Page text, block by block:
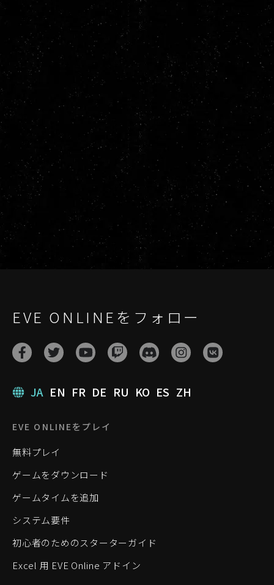
EVE ONLINEをフォロー
JA EN FR DE RU KO ES ZH
EVE ONLINEをプレイ
無料プレイ
ゲームをダウンロード
ゲームタイムを追加
システム要件
初心者のためのスターターガイド
Excel 用 EVE Online アドイン